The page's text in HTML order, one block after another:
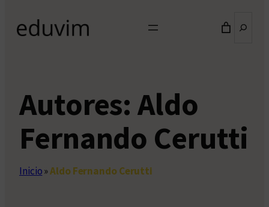
Autores:Aldo
Fernando Cerutti
Inicio»Aldo Fernando Cerutti